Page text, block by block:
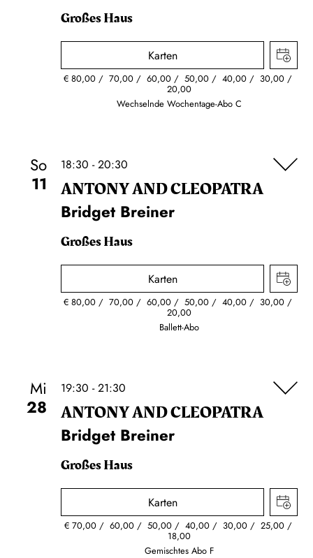
Großes Haus
Karten
€80,00 70,00 60,00 50,00 40,00 30,00
20,00
Wechselnde Wochentage-Abo C
So
11
18:30 - 20:30
ANTONY AND CLEOPATRA
Bridget Breiner
Großes Haus
Karten
€80,00 70,00 60,00 50,00 40,00 30,00
20,00
Ballett-Abo
Mi
28
19:30 - 21:30
ANTONY AND CLEOPATRA
Bridget Breiner
Großes Haus
Karten
€ 70,00 60,00 50,00 40,00 30,00 25,00
18,00
Gemischtes Abo F